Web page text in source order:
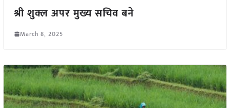
श्री शुक्ल अपर मुख्य सचिव बने
March 8, 2025